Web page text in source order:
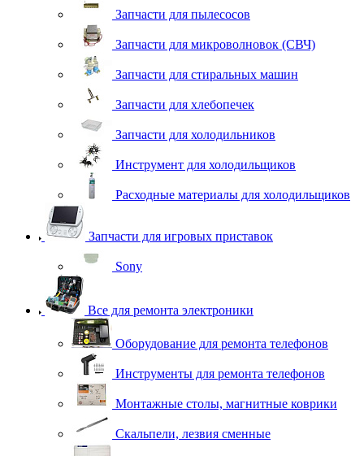
Запчасти для пылесосов
Запчасти для микроволновок (СВЧ)
Запчасти для стиральных машин
Запчасти для хлебопечек
Запчасти для холодильников
Инструмент для холодильщиков
Расходные материалы для холодильщиков
Запчасти для игровых приставок
Sony
Все для ремонта электроники
Оборудование для ремонта телефонов
Инструменты для ремонта телефонов
Монтажные столы, магнитные коврики
Скальпели, лезвия сменные